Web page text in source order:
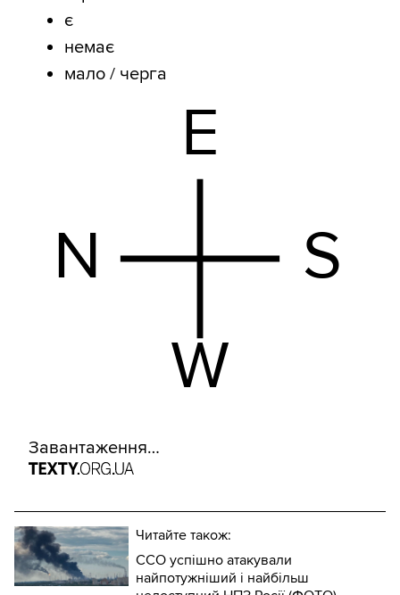
є
немає
мало / черга
N
E
S
W
Завантаження…
Читайте також:
ССО успішно атакували
найпотужніший і найбільш